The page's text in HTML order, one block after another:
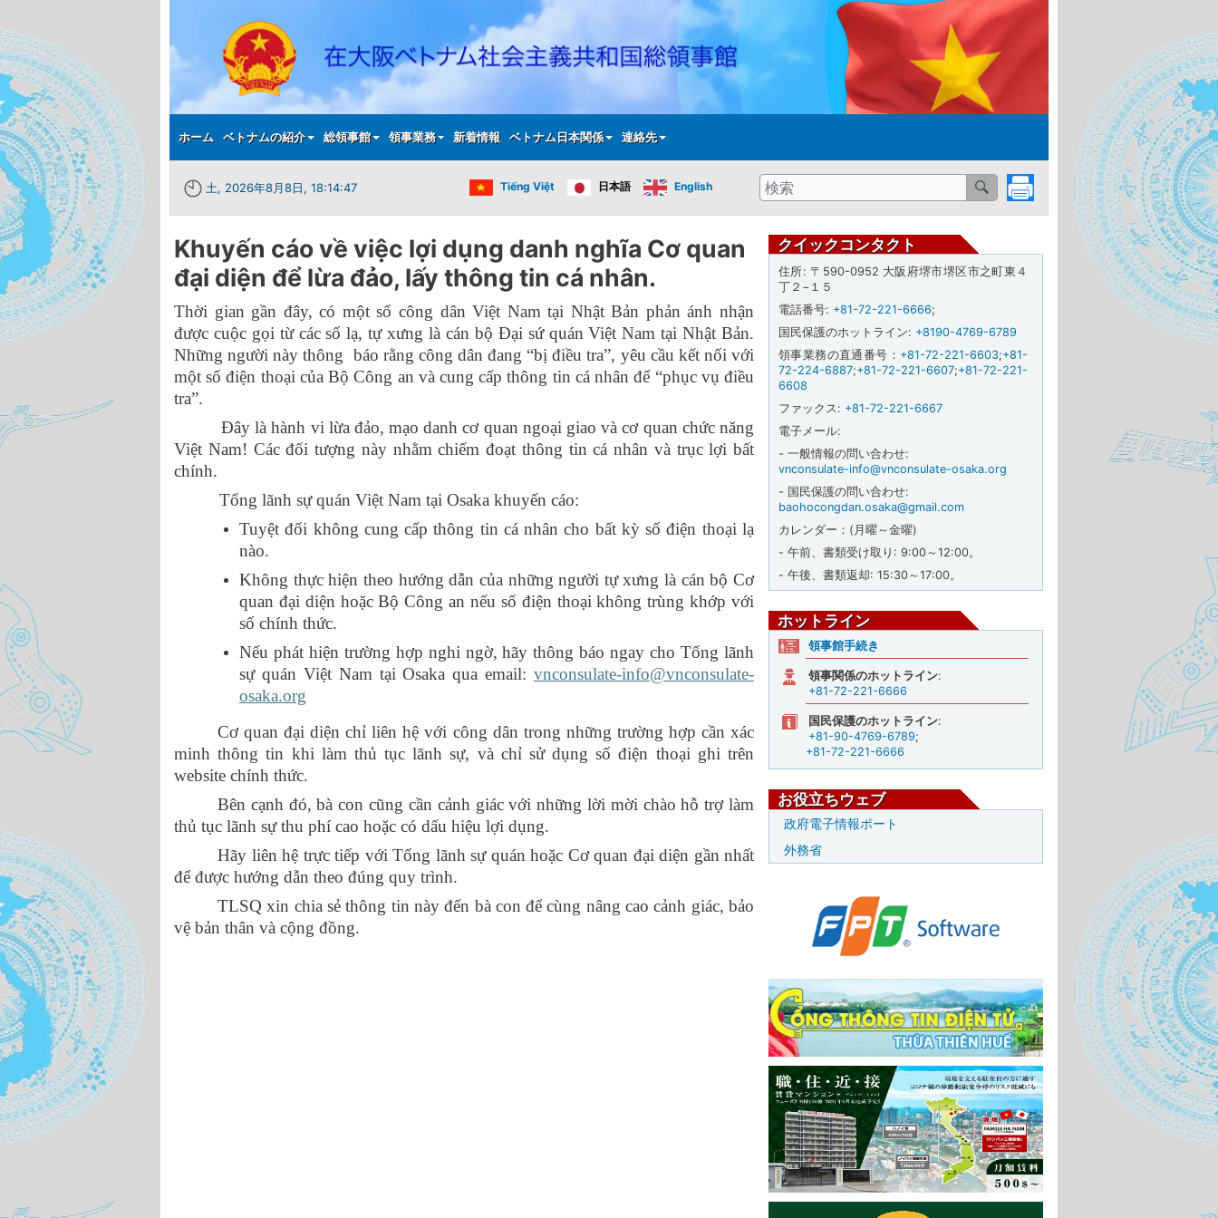
ン
ン
ン
に
移
動
Main menu
ホーム ベトナムの紹介 総領事館 領事業務 新着情報 ベトナム日本関係 連絡先
土, 2026年8月8日, 18:14:47 Tiếng Việt 日本語 English
検
索
Khuyến cáo về việc lợi dụng danh nghĩa Cơ quan
đại diện để lừa đảo, lấy thông tin cá nhân.
Thời gian gần đây, có một số công dân Việt Nam tại Nhật Bản phản ánh nhận
được cuộc gọi từ các số lạ, tự xưng là cán bộ Đại sứ quán Việt Nam tại Nhật Bản.
Những người này thông báo rằng công dân đang “bị điều tra”, yêu cầu kết nối với
một số điện thoại của Bộ Công an và cung cấp thông tin cá nhân để “phục vụ điều
tra”.
Đây là hành vi lừa đảo, mạo danh cơ quan ngoại giao và cơ quan chức năng
Việt Nam! Các đối tượng này nhằm chiếm đoạt thông tin cá nhân và trục lợi bất
chính.
Tổng lãnh sự quán Việt Nam tại Osaka khuyến cáo:
Tuyệt đối không cung cấp thông tin cá nhân cho bất kỳ số điện thoại lạ
nào.
Không thực hiện theo hướng dẫn của những người tự xưng là cán bộ Cơ
quan đại diện hoặc Bộ Công an nếu số điện thoại không trùng khớp với
số chính thức.
Nếu phát hiện trường hợp nghi ngờ, hãy thông báo ngay cho Tổng lãnh
sự quán Việt Nam tại Osaka qua email:vnconsulate-info@vnconsulate-
osaka.org
Cơ quan đại diện chỉ liên hệ với công dân trong những trường hợp cần xác
minh thông tin khi làm thủ tục lãnh sự, và chỉ sử dụng số điện thoại ghi trên
website chính thức.
Bên cạnh đó, bà con cũng cần cảnh giác với những lời mời chào hỗ trợ làm
thủ tục lãnh sự thu phí cao hoặc có dấu hiệu lợi dụng.
Hãy liên hệ trực tiếp với Tổng lãnh sự quán hoặc Cơ quan đại diện gần nhất
để được hướng dẫn theo đúng quy trình.
TLSQ xin chia sẻ thông tin này đến bà con để cùng nâng cao cảnh giác, bảo
vệ bản thân và cộng đồng.
クイックコンタクト
住所: 〒590-0952 大阪府堺市堺区市之町東４
丁２−１５
電話番号: +81-72-221-6666;
国民保護のホットライン: +8190-4769-6789
領事業務の直通番号： +81-72-221-6603;+81-
72-224-6887;+81-72-221-6607;+81-72-221-
6608
ファックス: +81-72-221-6667
電子メール:
- 一般情報の問い合わせ:
vnconsulate-info@vnconsulate-osaka.org
- 国民保護の問い合わせ:
baohocongdan.osaka@gmail.com
カレンダー：(月曜～金曜)
- 午前、書類受け取り: 9:00～12:00。
- 午後、書類返却: 15:30～17:00。
ホットライン
領事館手続き
領事関係のホットライン:
+81-72-221-6666
国民保護のホットライン:
+81-90-4769-6789;
+81-72-221-6666
お役立ちウェブ
政府電子情報ポート
外務省